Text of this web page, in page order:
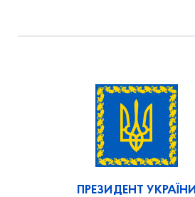
ПРЕЗИДЕНТ УКРАЇНИ